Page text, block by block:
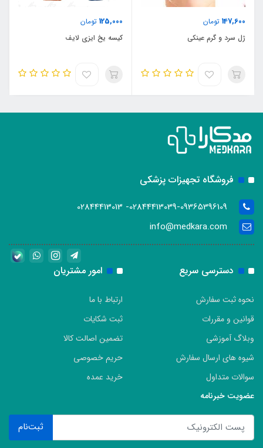
147,600 تومان
ژل سرد و گرم عینکی
125,000 تومان
کیسه یخ ایزی لایف
فروشگاه تجهیزات پزشکی
02844413039-09365396109- 02844413013
info@medkara.com
دسترسی سریع
نحوه ثبت سفارش
قوانین و مقررات
وبلاگ آموزشی
شیوه های ارسال سفارش
سوالات متداول
امور مشتریان
ارتباط با ما
ثبت شکایات
تضمین اصالت کالا
حریم خصوصی
خرید عمده
عضویت خبرنامه
ثبت‌نام